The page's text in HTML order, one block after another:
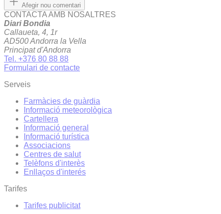
Afegir nou comentari
CONTACTA AMB NOSALTRES
Diari Bondia
Callaueta, 4, 1r
AD500 Andorra la Vella
Principat d'Andorra
Tel. +376 80 88 88
Formulari de contacte
Serveis
Farmàcies de guàrdia
Informació meteorològica
Cartellera
Informació general
Informació turística
Associacions
Centres de salut
Telèfons d'interès
Enllaços d'interés
Tarifes
Tarifes publicitat